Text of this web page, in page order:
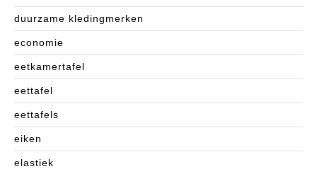
duurzame kledingmerken
economie
eetkamertafel
eettafel
eettafels
eiken
elastiek